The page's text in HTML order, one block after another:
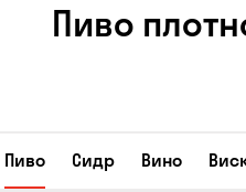
Пиво
Пиво Сидр Вино